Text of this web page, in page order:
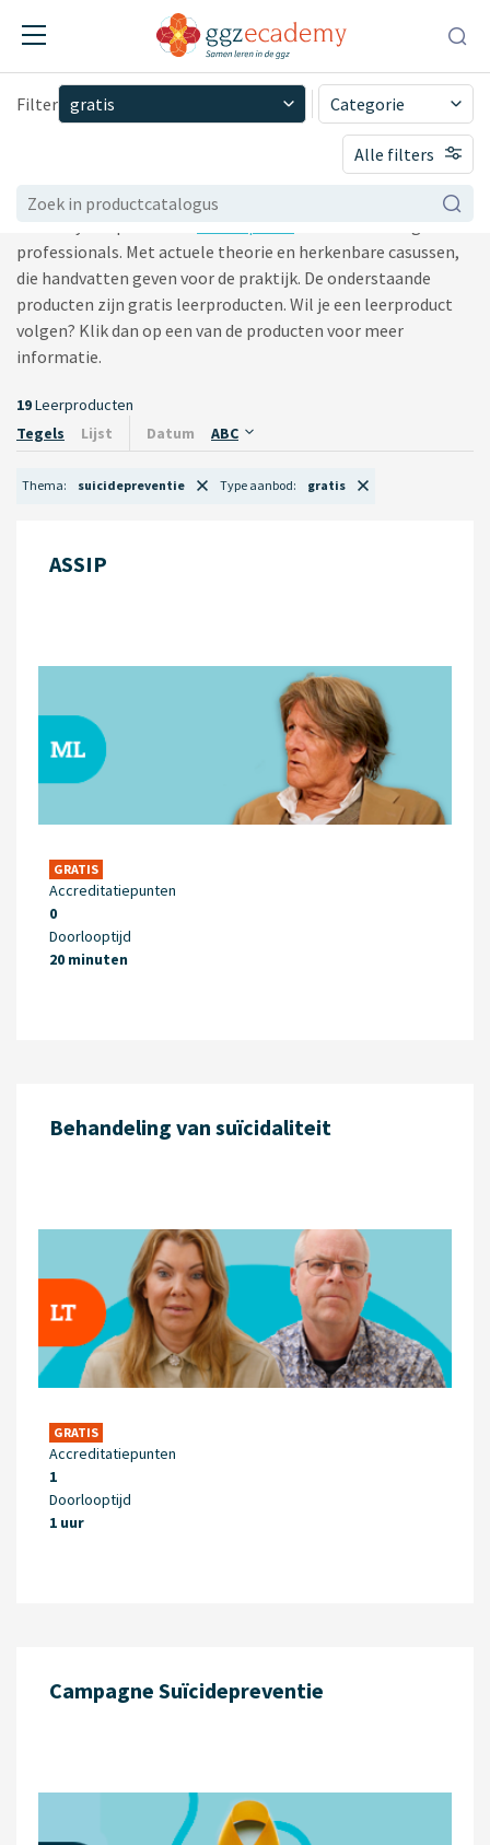
Filter gratis
mbo en hbo
vLOGO-onderwijs en
partners
scholing aan derden
Categorie
Alle filters
Gratis leerproducten
Samen met experts uit de ggz bedenkt en ontwikkelt GGZ
professionals. Met actuele theorie en herkenbare casussen,
die handvatten geven voor de praktijk. De onderstaande
producten zijn gratis leerproducten. Wil je een leerproduct
volgen? Klik dan op een van de producten voor meer
informatie.
19Leerproducten
Tegels
Lijst Datum ABC
Thema suicidepreventie Type aanbod gratis
ASSIP
GRATIS
Accreditatiepunten
0
Doorlooptijd
20 minuten
Behandeling van suïcidaliteit
GRATIS
Accreditatiepunten
1
Doorlooptijd
1 uur
Campagne Suïcidepreventie